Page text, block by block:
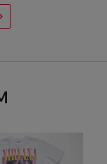
生地を作り、縫製を
り製品自体の縮率が
射や角度により実物
質表示とアテンショ